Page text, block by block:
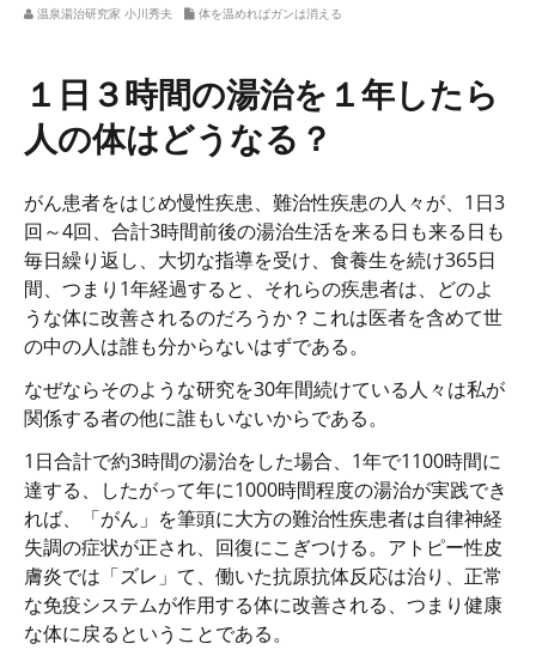
温泉湯治研究家 小川秀夫 体を温めればガンは消える
１日３時間の湯治を１年したら
人の体はどうなる？
がん患者をはじめ慢性疾患、難治性疾患の人々が、1日3
回～4回、合計3時間前後の湯治生活を来る日も来る日も
毎日繰り返し、大切な指導を受け、食養生を続け365日
間、つまり1年経過すると、それらの疾患者は、どのよ
うな体に改善されるのだろうか？これは医者を含めて世
の中の人は誰も分からないはずである。
なぜならそのような研究を30年間続けている人々は私が
関係する者の他に誰もいないからである。
1日合計で約3時間の湯治をした場合、1年で1100時間に
達する、したがって年に1000時間程度の湯治が実践でき
れば、「がん」を筆頭に大方の難治性疾患者は自律神経
失調の症状が正され、回復にこぎつける。アトピー性皮
膚炎では「ズレ」て、働いた抗原抗体反応は治り、正常
な免疫システムが作用する体に改善される、つまり健康
な体に戻るということである。